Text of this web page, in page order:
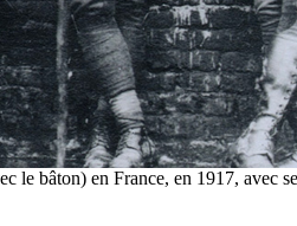
le bâton) en France, en 1917,